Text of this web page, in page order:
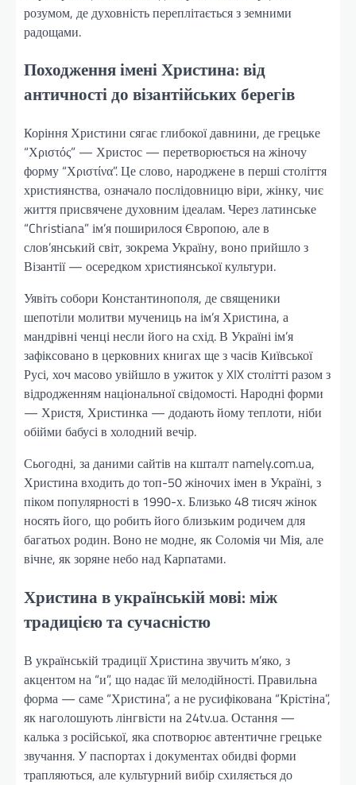
розумом, де духовність переплітається з земними
радощами.
Походження імені Христина: від
античності до візантійських берегів
Коріння Христини сягає глибокої давнини, де грецьке
“Χριστός” — Христос — перетворюється на жіночу
форму “Χριστίνα”. Це слово, народжене в перші століття
християнства, означало послідовницю віри, жінку, чиє
життя присвячене духовним ідеалам. Через латинське
“Christiana” ім’я поширилося Європою, але в
слов’янський світ, зокрема Україну, воно прийшло з
Візантії — осередком християнської культури.
Уявіть собори Константинополя, де священики
шепотіли молитви мучениць на ім’я Христина, а
мандрівні ченці несли його на схід. В Україні ім’я
зафіксовано в церковних книгах ще з часів Київської
Русі, хоч масово увійшло в ужиток у XIX столітті разом з
відродженням національної свідомості. Народні форми
— Христя, Христинка — додають йому теплоти, ніби
обійми бабусі в холодний вечір.
Сьогодні, за даними сайтів на кшталт namely.com.ua,
Христина входить до топ-50 жіночих імен в Україні, з
піком популярності в 1990-х. Близько 48 тисяч жінок
носять його, що робить його близьким родичем для
багатьох родин. Воно не модне, як Соломія чи Мія, але
вічне, як зоряне небо над Карпатами.
Христина в українській мові: між
традицією та сучасністю
В українській традиції Христина звучить м’яко, з
акцентом на “и”, що надає їй мелодійності. Правильна
форма — саме “Христина”, а не русифікована “Крістіна”,
як наголошують лінгвісти на 24tv.ua. Остання —
калька з російської, яка спотворює автентичне грецьке
звучання. У паспортах і документах обидві форми
трапляються, але культурний вибір схиляється до